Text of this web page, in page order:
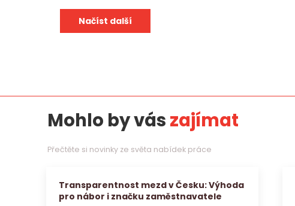
Načíst další
Mohlo by vászajímat
Přečtěte si novinky ze světa nabídek práce
Transparentnost mezd v Česku: Výhoda
pro nábor i značku zaměstnavatele